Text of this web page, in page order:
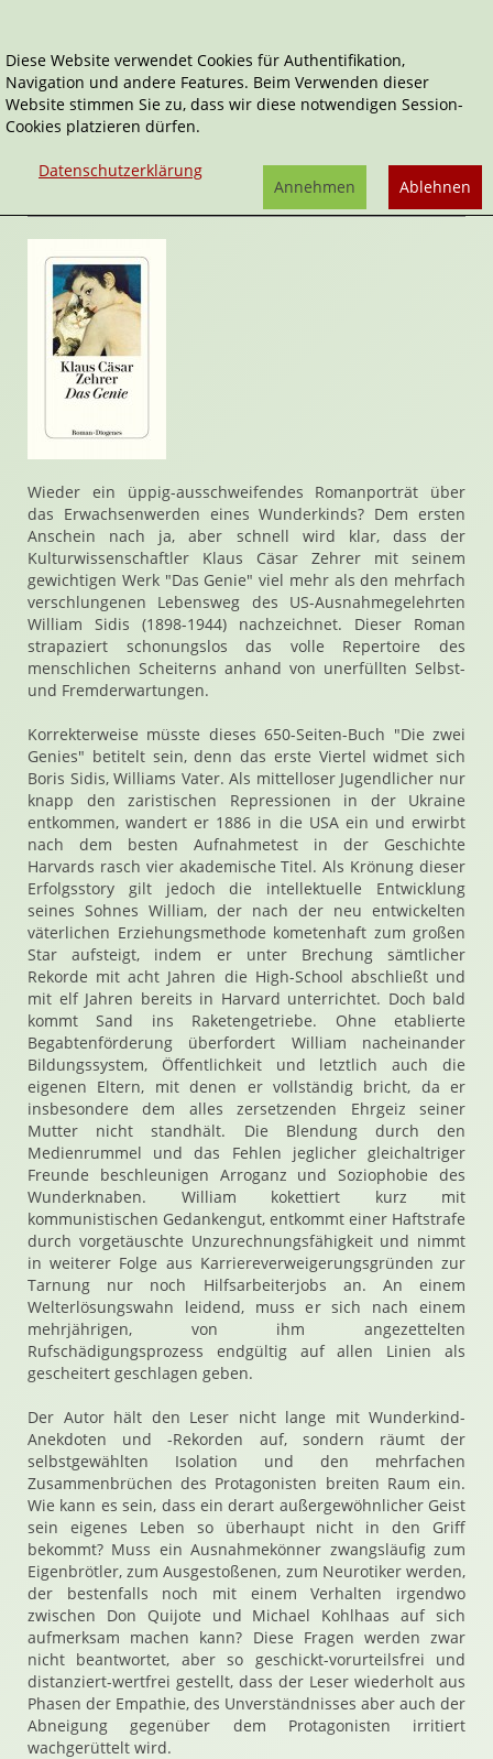
Home Belletristik Das Genie
Das Genie
Rezension von Bernhard Moser | 29. Januar 2018
Wieder ein üppig-ausschweifendes Romanporträt über
das Erwachsenwerden eines Wunderkinds? Dem ersten
Anschein nach ja, aber schnell wird klar, dass der
Kulturwissenschaftler Klaus Cäsar Zehrer mit seinem
gewichtigen Werk "Das Genie" viel mehr als den mehrfach
verschlungenen Lebensweg des US-Ausnahmegelehrten
William Sidis (1898-1944) nachzeichnet. Dieser Roman
strapaziert schonungslos das volle Repertoire des
menschlichen Scheiterns anhand von unerfüllten Selbst-
und Fremderwartungen.
Korrekterweise müsste dieses 650-Seiten-Buch "Die zwei
Genies" betitelt sein, denn das erste Viertel widmet sich
Boris Sidis, Williams Vater. Als mittelloser Jugendlicher nur
knapp den zaristischen Repressionen in der Ukraine
entkommen, wandert er 1886 in die USA ein und erwirbt
nach dem besten Aufnahmetest in der Geschichte
Harvards rasch vier akademische Titel. Als Krönung dieser
Erfolgsstory gilt jedoch die intellektuelle Entwicklung
seines Sohnes William, der nach der neu entwickelten
väterlichen Erziehungsmethode kometenhaft zum großen
Star aufsteigt, indem er unter Brechung sämtlicher
Rekorde mit acht Jahren die High-School abschließt und
mit elf Jahren bereits in Harvard unterrichtet. Doch bald
kommt Sand ins Raketengetriebe. Ohne etablierte
Begabtenförderung überfordert William nacheinander
Bildungssystem, Öffentlichkeit und letztlich auch die
eigenen Eltern, mit denen er vollständig bricht, da er
insbesondere dem alles zersetzenden Ehrgeiz seiner
Mutter nicht standhält. Die Blendung durch den
Medienrummel und das Fehlen jeglicher gleichaltriger
Freunde beschleunigen Arroganz und Soziophobie des
Wunderknaben. William kokettiert kurz mit
kommunistischen Gedankengut, entkommt einer Haftstrafe
durch vorgetäuschte Unzurechnungsfähigkeit und nimmt
in weiterer Folge aus Karriereverweigerungsgründen zur
Tarnung nur noch Hilfsarbeiterjobs an. An einem
Welterlösungswahn leidend, muss er sich nach einem
mehrjährigen, von ihm angezettelten
Rufschädigungsprozess endgültig auf allen Linien als
gescheitert geschlagen geben.
Der Autor hält den Leser nicht lange mit Wunderkind-
Anekdoten und -Rekorden auf, sondern räumt der
selbstgewählten Isolation und den mehrfachen
Zusammenbrüchen des Protagonisten breiten Raum ein.
Wie kann es sein, dass ein derart außergewöhnlicher Geist
sein eigenes Leben so überhaupt nicht in den Griff
bekommt? Muss ein Ausnahmekönner zwangsläufig zum
Eigenbrötler, zum Ausgestoßenen, zum Neurotiker werden,
der bestenfalls noch mit einem Verhalten irgendwo
zwischen Don Quijote und Michael Kohlhaas auf sich
aufmerksam machen kann? Diese Fragen werden zwar
nicht beantwortet, aber so geschickt-vorurteilsfrei und
distanziert-wertfrei gestellt, dass der Leser wiederholt aus
Phasen der Empathie, des Unverständnisses aber auch der
Abneigung gegenüber dem Protagonisten irritiert
wachgerüttelt wird.
Diese Website verwendet Cookies für Authentifikation,
Navigation und andere Features. Beim Verwenden dieser
Website stimmen Sie zu, dass wir diese notwendigen Session-
Cookies platzieren dürfen.
Datenschutzerklärung
Ablehnen
Annehmen